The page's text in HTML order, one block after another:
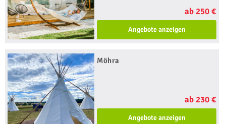
ab 250 €
Angebote anzeigen
Möhra
ab 230 €
Angebote anzeigen